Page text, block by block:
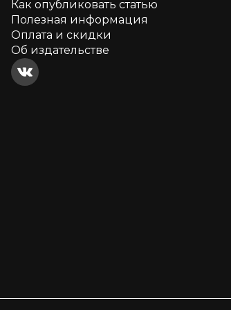
Как опубликовать статью
Полезная информация
Оплата и скидки
Об издательстве